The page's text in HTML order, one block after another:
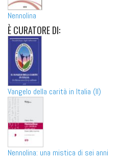
Nennolina
ÈCURATORE DI:
Vangelo della carità in Italia (Il)
Nennolina: una mistica di sei anni